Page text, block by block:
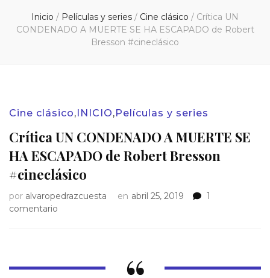
Inicio / Películas y series / Cine clásico / Crítica UN
CONDENADO A MUERTE SE HA ESCAPADO de Robert
Bresson #cineclásico
Cine clásico,INICIO,Películas y series
Crítica UN CONDENADO A MUERTE SE
HA ESCAPADO de Robert Bresson
#cineclásico
por alvaropedrazcuesta en abril 25, 2019
1
comentario
MUERTE